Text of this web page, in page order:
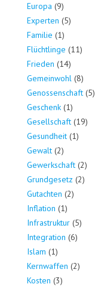
Europa (9)
Experten (5)
Familie (1)
Flüchtlinge (11)
Frieden (14)
Gemeinwohl (8)
Genossenschaft (5)
Geschenk (1)
Gesellschaft (19)
Gesundheit (1)
Gewalt (2)
Gewerkschaft (2)
Grundgesetz (2)
Gutachten (2)
Inflation (1)
Infrastruktur (5)
Integration (6)
Islam (1)
Kernwaffen (2)
Kosten (3)